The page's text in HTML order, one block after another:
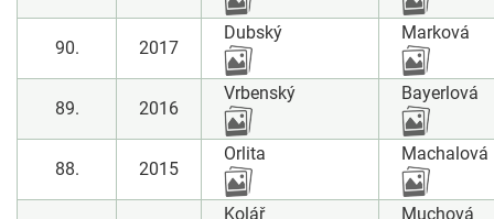
90. 2017
Dubský Marková
89. 2016
Vrbenský Bayerlová
88. 2015
Orlita Machalová
Kolář Muchová